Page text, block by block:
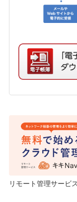
リモート管理サービ